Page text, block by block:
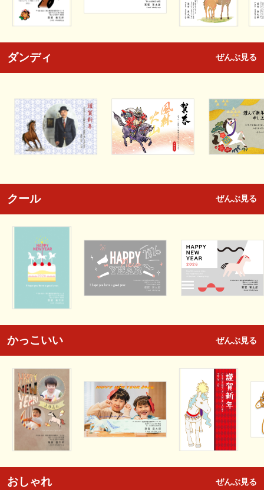
ダンディ ぜんぶ見る
クール ぜんぶ見る
かっこいい ぜんぶ見る
おしゃれ ぜんぶ見る